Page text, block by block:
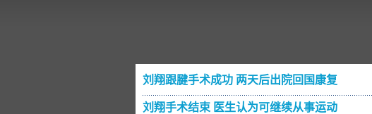
刘翔跟腱手术成功 两天后出院回国康复
刘翔手术结束 医生认为可继续从事运动